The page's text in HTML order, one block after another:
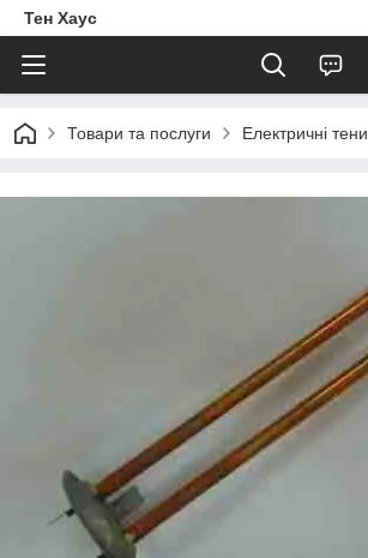
Тен Хаус
Товари та послуги Електричні тени